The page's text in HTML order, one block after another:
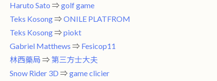
Haruto Sato ⇒ golf game
Teks Kosong⇒ ONILE PLATFROM
Teks Kosong⇒ piokt
Gabriel Matthews ⇒ Fesicop11
林西藥局 ⇒ 第三方士大夫
Snow Rider 3D ⇒ game clicier